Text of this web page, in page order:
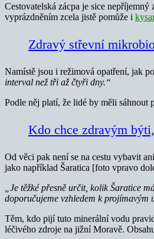
Cestovatelská zácpa je sice
vyprázdněním zcela jistě pomůže i
Zdravý střevní
Namístě jsou i režimová opatření, jak
interval než tři až čtyři dny.“
Podle něj platí, že lidé by měli sáhnout
Kdo chce zdravým
Od věci pak není se na cestu vybavit
jako například Šaratica [foto vpravo
„Je těžké přesně určit, kolik Šaratice
doporučujeme vzhledem k projímavým
Těm, kdo pijí tuto minerální vodu
léčivého zdroje na jižní Moravě.